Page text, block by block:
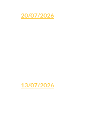
20/07/2026
13/07/2026